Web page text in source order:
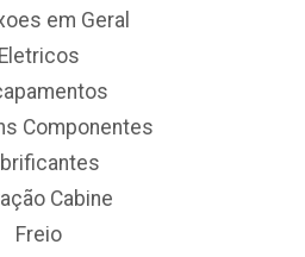
em Geral
Eletricos
Componentes
Cabine
Freio